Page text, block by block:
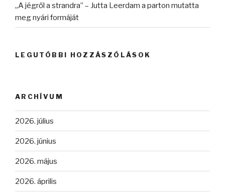
„A jégről a strandra” – Jutta Leerdam a parton mutatta
meg nyári formáját
LEGUTÓBBI HOZZÁSZÓLÁSOK
ARCHÍVUM
2026. július
2026. június
2026. május
2026. április